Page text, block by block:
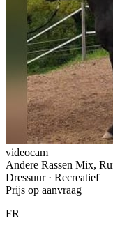
videocam
Andere Rassen Mix,
Dressuur · Recreatief
Prijs op aanvraag
FR